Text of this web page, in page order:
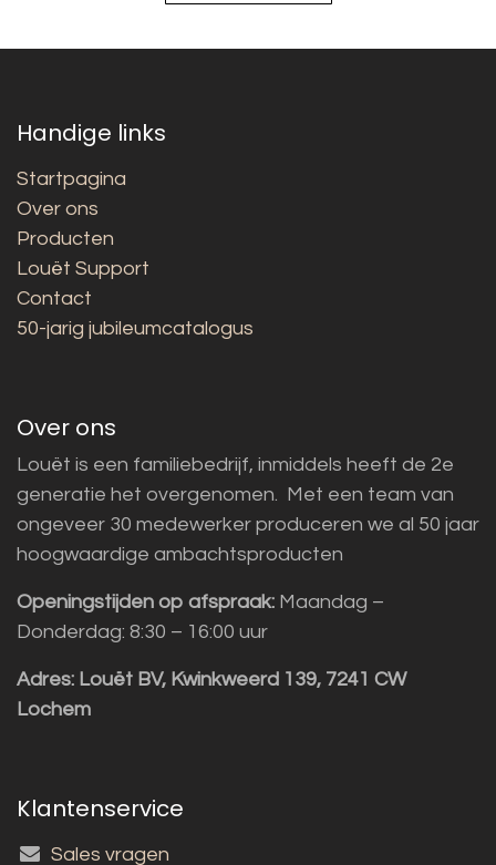
Handige links
Startpagina
Over ons
Producten
Louët Support
Contact
50-jarig jubileumcatalogus
Over ons
Louët is een familiebedrijf, inmiddels heeft de 2e
generatie het overgenomen. Met een team van
ongeveer 30 medewerker produceren we al 50 jaar
hoogwaardige ambachtsproducten
Openingstijden op afspraak: Maandag –
Donderdag: 8:30 – 16:00 uur
Adres: Louët BV, Kwinkweerd 139, 7241 CW
Lochem
Klantenservice
Sales vragen